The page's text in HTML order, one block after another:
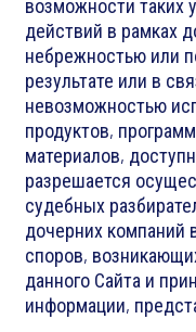
возможности таких
действий в рамках
небрежностью или
результате или в
невозможностью
продуктов,
материалов,
разрешается
судебных
дочерних компаний
споров,
данного Сайта и
информации,